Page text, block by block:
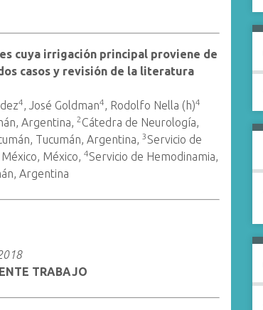
cuya irrigación principal proviene de
casos y revisión de la literatura
4, José Goldman4, Rodolfo Nella (h)4
Argentina, 2 Cátedra de Neurología,
Tucumán, Argentina, 3Servicio de
México, 4Servicio de Hemodinamia,
Argentina
TRABAJO